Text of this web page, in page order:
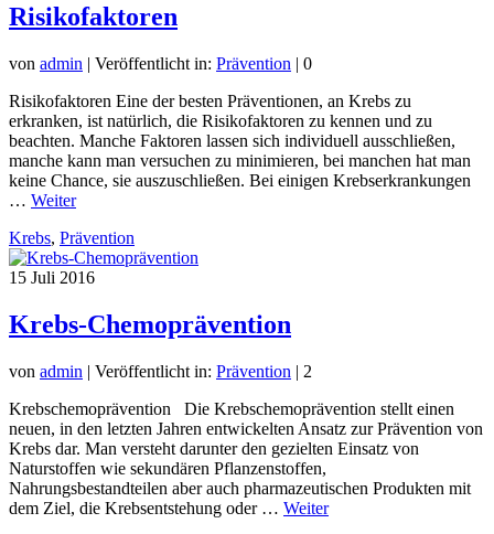
Risikofaktoren
von admin | Veröffentlicht in: Prävention | 0
Risikofaktoren Eine der besten Präventionen, an Krebs zu
erkranken, ist natürlich, die Risikofaktoren zu kennen und zu
beachten. Manche Faktoren lassen sich individuell ausschließen,
manche kann man versuchen zu minimieren, bei manchen hat man
keine Chance, sie auszuschließen. Bei einigen Krebserkrankungen
… Weiter
Krebs, Prävention
15 Juli 2016
Krebs-Chemoprävention
von admin | Veröffentlicht in: Prävention | 2
Krebschemoprävention Die Krebschemoprävention stellt einen
neuen, in den letzten Jahren entwickelten Ansatz zur Prävention von
Krebs dar. Man versteht darunter den gezielten Einsatz von
Naturstoffen wie sekundären Pflanzenstoffen,
Nahrungsbestandteilen aber auch pharmazeutischen Produkten mit
dem Ziel, die Krebsentstehung oder … Weiter